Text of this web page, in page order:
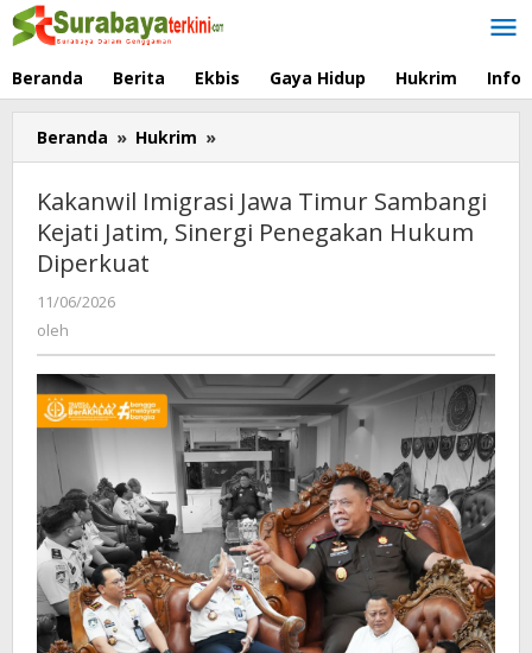
Lewati
ke
Beranda Berita Ekbis Gaya Hidup Hukrim Info
Beranda » Hukrim »
Imigrasi
Timur
Sambangi
Hukum
Diperkuat
Kakanwil Imigrasi Jawa Timur Sambangi
Kejati Jatim, Sinergi Penegakan Hukum
Diperkuat
11/06/2026
oleh